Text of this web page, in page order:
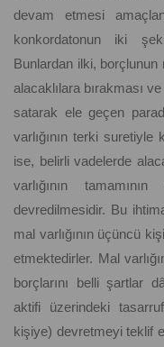
devam etmesi
konkordatonun iki
Bunlardan ilki, borçlunun
alacaklılara bırakması
satarak ele geçen
varlığının terki
ise, belirli vadelerde
varlığının
devredilmesidir. Bu
mal varlığının üçüncü
etmektedirler. Mal
borçlarını belli şartlar
aktifi üzerindeki
kişiye) devretmeyi teklif